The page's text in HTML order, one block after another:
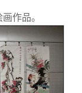
作品。